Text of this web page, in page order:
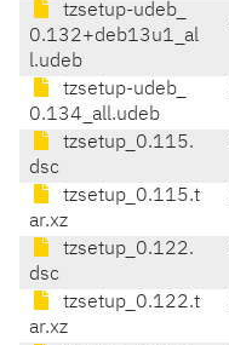
tzsetup-udeb_
0.132+deb13u1_al
l.udeb
tzsetup-udeb_
0.134_all.udeb
tzsetup_0.115.
dsc
tzsetup_0.115.t
ar.xz
tzsetup_0.122.
dsc
tzsetup_0.122.t
ar.xz